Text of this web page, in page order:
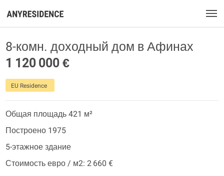
8-комн. доходный дом в Афинах
1 120 000 €
EU Residence
Общая площадь 421 м²
Построено 1975
5-этажное здание
Стоимость евро / м2: 2 660 €